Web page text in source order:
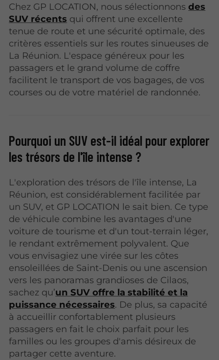
Chez GP LOCATION, nous sélectionnonsdes
SUV récents qui offrent une excellente
tenue de route et une sécurité optimale, des
critères essentiels sur les routes sinueuses de
La Réunion. L'espace généreux pour les
passagers et le grand volume de coffre
facilitent le transport de vos bagages, de vos
courses ou de votre matériel de randonnée.
Pourquoi un SUV est-il idéal pour explorer
les trésors de l'île intense ?
L'exploration des trésors de l'île intense, La
Réunion, est considérablement facilitée par
un SUV, et GP LOCATION le sait bien. Ce type
de véhicule combine les avantages d'une
voiture de tourisme et d'un tout-terrain léger,
le rendant extrêmement polyvalent. Que
vous envisagiez une virée sur les côtes
ensoleillées de Saint-Denis ou une ascension
vers les panoramas grandioses de Cilaos,
sachez qu’un SUV offre la stabilité et la
puissance nécessaires. De plus, sa capacité
à accueillir confortablement plusieurs
passagers en fait le choix parfait pour les
familles ou les groupes d'amis désireux de
partager cette aventure.